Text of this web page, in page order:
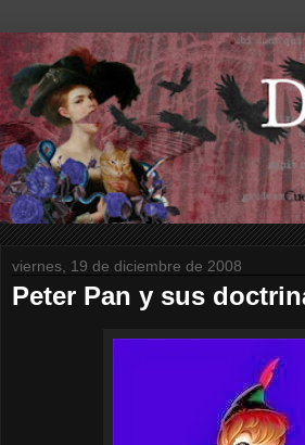
viernes, 19 de diciembre de 2008
Peter Pan y sus